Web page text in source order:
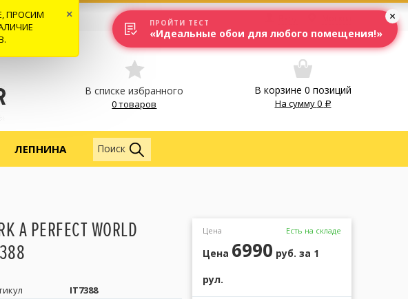
В списке избранного
0 товаров
В корзине 0 позиций
На сумму0
ЛЕПНИНА Обои
Поиск
A PERFECT WORLD
IT7388
Цена Есть на складе
Цена 6990 руб. за 1
рул.
ПРОСИМ
×
ПРОЙТИ ТЕСТ
«Идеальные обои для любого помещения!»